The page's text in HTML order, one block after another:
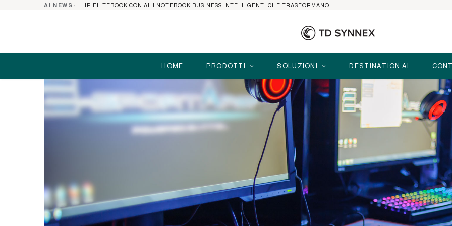
AI NEWS:
HOME PRODOTTI SOLUZIONI DESTINATION AI